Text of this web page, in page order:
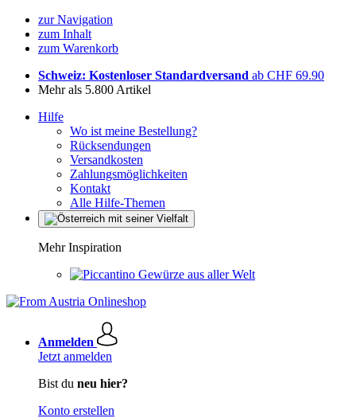
zur Navigation
zum Inhalt
zum Warenkorb
Schweiz: Kostenloser Standardversand ab CHF 69.90
Mehr als 5.800 Artikel
Hilfe
Wo ist meine Bestellung?
Rücksendungen
Versandkosten
Zahlungsmöglichkeiten
Kontakt
Alle Hilfe-Themen
Mehr Inspiration
Gewürze aus aller Welt
Anmelden
Jetzt anmelden
Bist du neu hier?
Konto erstellen